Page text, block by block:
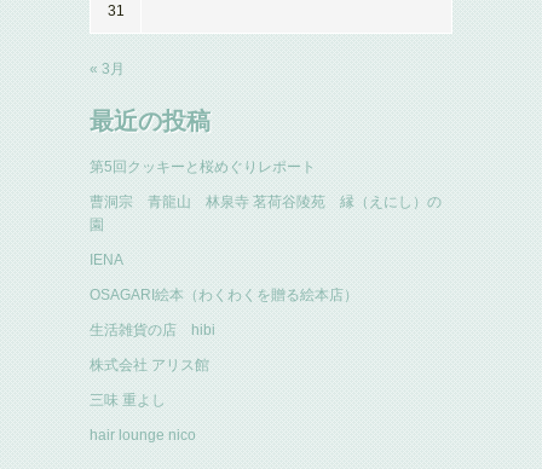
31
« 3月
最近の投稿
第5回クッキーと桜めぐりレポート
曹洞宗 青龍山 林泉寺 茗荷谷陵苑 縁（えにし）の
園
IENA
OSAGARI絵本（わくわくを贈る絵本店）
生活雑貨の店 hibi
株式会社 アリス館
三味 重よし
hair lounge nico